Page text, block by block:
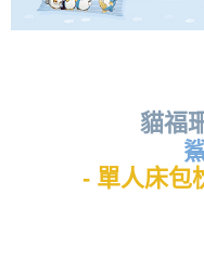
貓福
- 單人床包